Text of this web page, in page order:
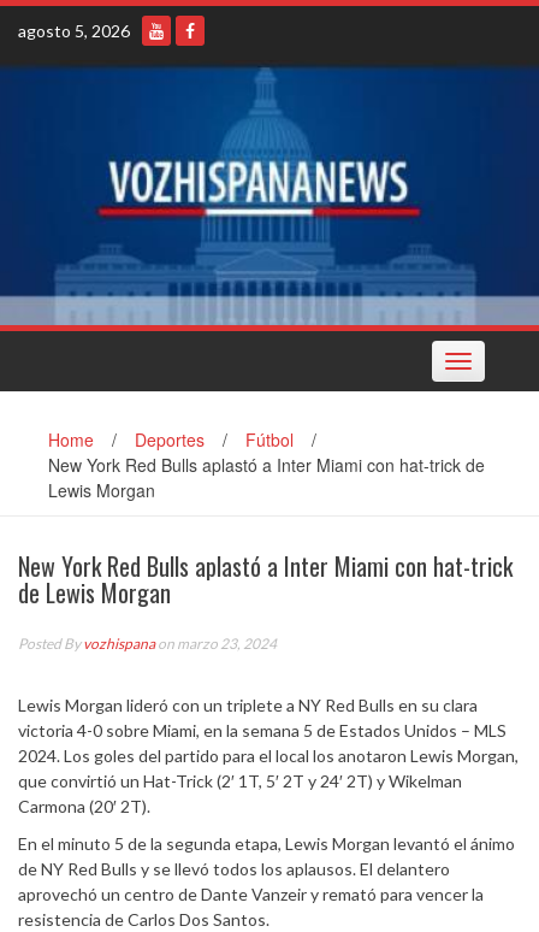
Skip
content
agosto 5, 2026
Toggle
navigation
Home / Deportes / Fútbol
/
New York Red Bulls aplastó a Inter Miami con hat-trick de
Lewis Morgan
New York Red Bulls aplastó a Inter Miami con hat-trick
de Lewis Morgan
Posted Byvozhispanaon marzo 23, 2024
Lewis Morgan lideró con un triplete a NY Red Bulls en su clara
victoria 4-0 sobre Miami, en la semana 5 de Estados Unidos – MLS
2024. Los goles del partido para el local los anotaron Lewis Morgan,
que convirtió un Hat-Trick (2′ 1T, 5′ 2T y 24′ 2T) y Wikelman
Carmona (20′ 2T).
En el minuto 5 de la segunda etapa, Lewis Morgan levantó el ánimo
de NY Red Bulls y se llevó todos los aplausos. El delantero
aprovechó un centro de Dante Vanzeir y remató para vencer la
resistencia de Carlos Dos Santos.